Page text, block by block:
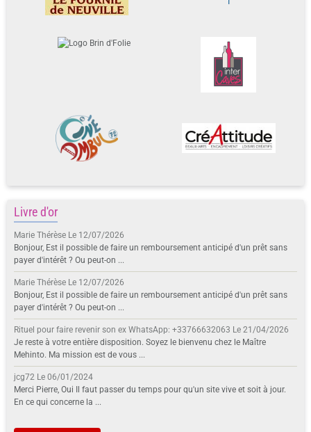
Livre d'or
Marie Thérèse Le 12/07/2026
Bonjour, Est il possible de faire un remboursement anticipé d'un prêt sans
payer d'intérêt ? Ou peut-on ...
Marie Thérèse Le 12/07/2026
Bonjour, Est il possible de faire un remboursement anticipé d'un prêt sans
payer d'intérêt ? Ou peut-on ...
Rituel pour faire revenir son ex WhatsApp: +33766632063 Le 21/04/2026
Je reste à votre entière disposition. Soyez le bienvenu chez le Maître
Mehinto. Ma mission est de vous ...
jcg72 Le 06/01/2024
Merci Pierre, Oui Il faut passer du temps pour qu'un site vive et soit à jour.
En ce qui concerne la ...